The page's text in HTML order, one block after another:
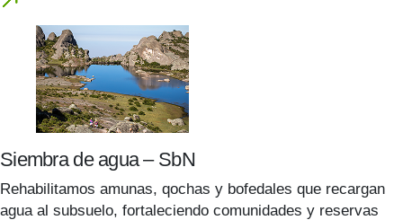
Siembra de agua – SbN
Rehabilitamos amunas, qochas y bofedales que recargan
agua al subsuelo, fortaleciendo comunidades y reservas